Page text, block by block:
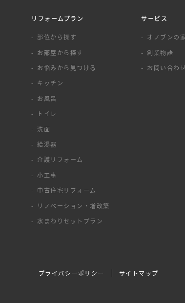
リフォームプラン
部位から探す
お部屋から探す
お悩みから見つける
キッチン
お風呂
トイレ
洗面
給湯器
介護リフォーム
小工事
中古住宅リフォーム
リノベーション・増改築
水まわりセットプラン
サービス
オノブンの
創業物語
お問い合わ
プライバシーポリシー サイトマップ